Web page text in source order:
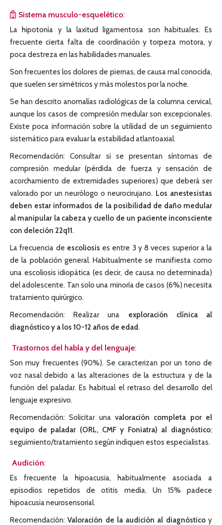
Sistema musculo-esquelético:
La hipotonía y la laxitud ligamentosa son habituales. Es
frecuente cierta falta de coordinación y torpeza motora, y
poca destreza en las habilidades manuales.
Son frecuentes los dolores de piernas, de causa mal conocida,
que suelen ser simétricos y más molestos por la noche.
Se han descrito anomalías radiológicas de la columna cervical,
aunque los casos de compresión medular son excepcionales.
Existe poca información sobre la utilidad de un seguimiento
sistemático para evaluar la estabilidad atlantoaxial.
Recomendación: Consultar si se presentan síntomas de
compresión medular (pérdida de fuerza y sensación de
acorchamiento de extremidades superiores) que deberá ser
valorado por un neurólogo o neurocirujano. Los anestesistas
deben estar informados de la posibilidad de daño medular
al manipular la cabeza y cuello de un paciente inconsciente
con deleción 22q11.
La frecuencia de escoliosis es entre 3 y 8 veces superior a la
de la población general. Habitualmente se manifiesta como
una escoliosis idiopática (es decir, de causa no determinada)
del adolescente. Tan solo una minoría de casos (6%) necesita
tratamiento quirúrgico.
Recomendación: Realizar una exploración clínica al
diagnóstico y a los 10-12 años de edad.
Trastornos del habla y del lenguaje:
Son muy frecuentes (90%). Se caracterizan por un tono de
voz nasal debido a las alteraciones de la estructura y de la
función del paladar. Es habitual el retraso del desarrollo del
lenguaje expresivo.
Recomendación: Solicitar una valoración completa por el
equipo de paladar (ORL, CMF y Foniatra) al diagnóstico;
seguimiento/tratamiento según indiquen estos especialistas.
Audición:
Es frecuente la hipoacusia, habitualmente asociada a
episodios repetidos de otitis media. Un 15% padece
hipoacusia neurosensorial.
Recomendación:Valoración de la audición al diagnósticoy